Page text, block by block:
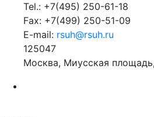
Tel.: +7(495) 250-61-18
Fax: +7(499) 250-51-09
E-mail: rsuh@rsuh.ru
125047
Москва, Миусская